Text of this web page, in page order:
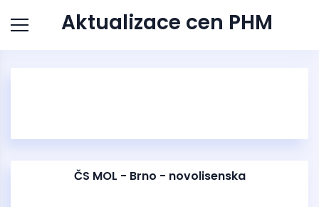
Aktualizace cen PHM
ČS MOL - Brno - novolisenska